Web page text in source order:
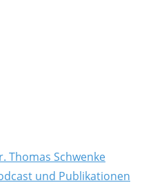
Thomas Schwenke
und Publikationen